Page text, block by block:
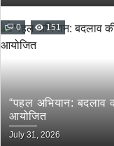
0 151
“पहल अभियान: बदलाव
आयोजित
July 31, 2026